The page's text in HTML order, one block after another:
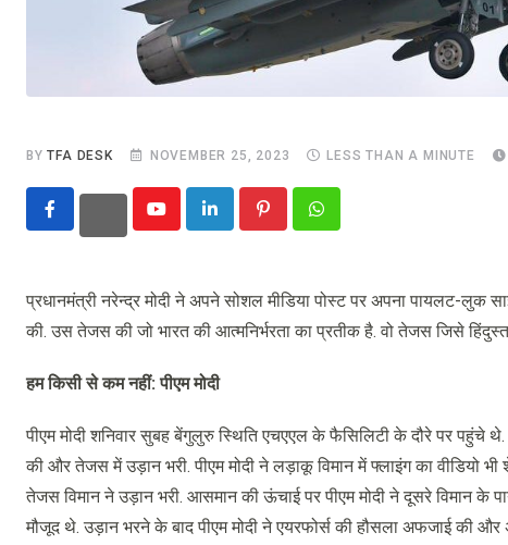
BYTFA DESK NOVEMBER 25, 2023 LESS THAN A MINUTE
YoutubeLinkedIn PinterestWhatsapp
प्रधानमंत्री नरेन्द्र मोदी ने अपने सोशल मीडिया पोस्ट पर अपना पायलट-लुक
की. उस तेजस की जो भारत की आत्मनिर्भरता का प्रतीक है. वो तेजस जिसे
हम किसी से कम नहीं: पीएम मोदी
पीएम मोदी शनिवार सुबह बेंगुलुरु स्थिति एचएएल के फैसिलिटी के दौरे पर पहुंचे
की और तेजस में उड़ान भरी. पीएम मोदी ने लड़ाकू विमान में फ्लाइंग का
तेजस विमान ने उड़ान भरी. आसमान की ऊंचाई पर पीएम मोदी ने दूसरे विमान के
मौजूद थे. उड़ान भरने के बाद पीएम मोदी ने एयरफोर्स की हौसला अफजाई